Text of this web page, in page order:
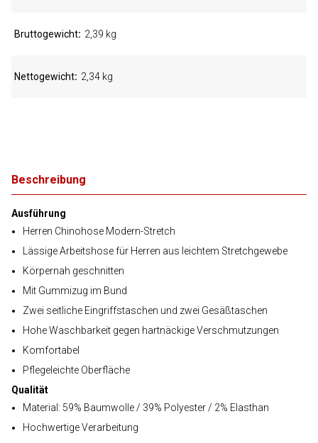
Beschreibung
Ausführung
Herren Chinohose Modern-Stretch
Lässige Arbeitshose für Herren aus leichtem Stretchgewebe
Körpernah geschnitten
Mit Gummizug im Bund
Zwei seitliche Eingriffstaschen und zwei Gesäßtaschen
Hohe Waschbarkeit gegen hartnäckige Verschmutzungen
Komfortabel
Pflegeleichte Oberfläche
Qualität
Material: 59% Baumwolle / 39% Polyester / 2% Elasthan
Hochwertige Verarbeitung
Bruttogewicht 2,39 kg
Nettogewicht 2,34 kg